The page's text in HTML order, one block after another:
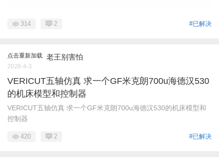
#已解决
314 2
点击重新加载 老王别害怕
2026-4-3
VERICUT五轴仿真 求一个GF米克朗700u海德汉530
的机床模型和控制器
VERICUT五轴仿真 求一个GF米克朗700u海德汉530的机床模型和
控制器
#已解决
420 2